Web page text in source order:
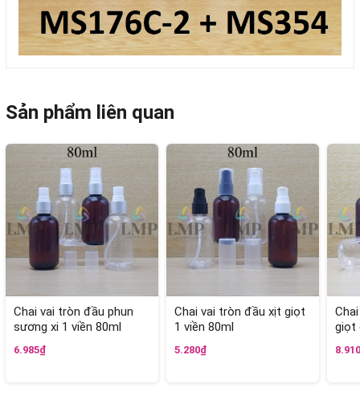
Sản phẩm liên quan
Chai vai tròn đầu phun
sương xi 1 viền 80ml
6.985₫
Chai vai tròn đầu xịt giọt
1 viền 80ml
5.280₫
giọt